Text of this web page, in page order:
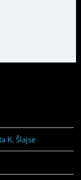
K. Šlajse